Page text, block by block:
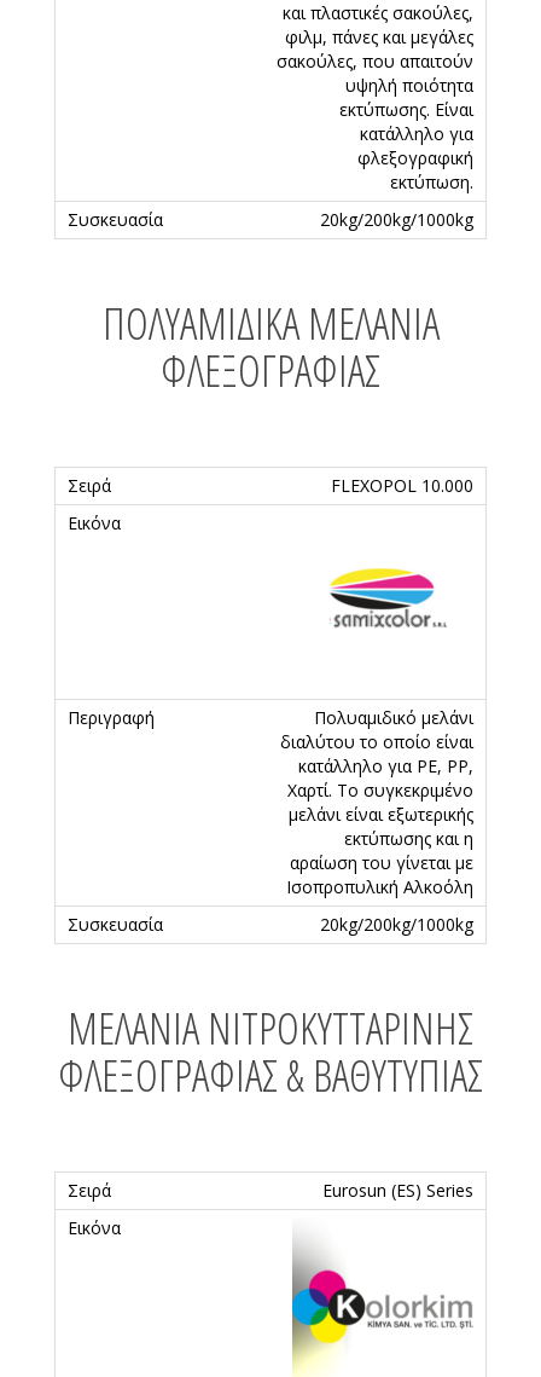
και πλαστικές σακούλες,
φιλμ, πάνες και μεγάλες
σακούλες, που απαιτούν
υψηλή ποιότητα
εκτύπωσης. Είναι
κατάλληλο για
φλεξογραφική
εκτύπωση.
20kg/200kg/1000kg
ΠΟΛΥΑΜΙΔΙΚΆ ΜΕΛΆΝΙΑ
ΦΛΕΞΟΓΡΑΦΊΑΣ
FLEXOPOL 10.000
Πολυαμιδικό μελάνι
διαλύτου το οποίο είναι
κατάλληλο για PE, PP,
Χαρτί. Το συγκεκριμένο
μελάνι είναι εξωτερικής
εκτύπωσης και η
αραίωση του γίνεται με
Ισοπροπυλική Αλκοόλη
20kg/200kg/1000kg
ΜΕΛΆΝΙΑ ΝΙΤΡΟΚΥΤΤΑΡΊΝΗΣ
ΦΛΕΞΟΓΡΑΦΊΑΣ & ΒΑΘΥΤΥΠΊΑΣ
Eurosun (ES) Series